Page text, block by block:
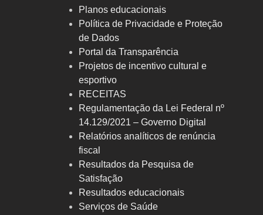
Planos educacionais
Política de Privacidade e Proteção
de Dados
Portal da Transparência
Projetos de incentivo cultural e
esportivo
RECEITAS
Regulamentação da Lei Federal nº
14.129/2021 – Governo Digital
Relatórios analíticos de renúncia
fiscal
Resultados da Pesquisa de
Satisfação
Resultados educacionais
Serviços de Saúde